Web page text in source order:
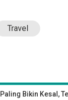
Travel
Bikin Kesal,